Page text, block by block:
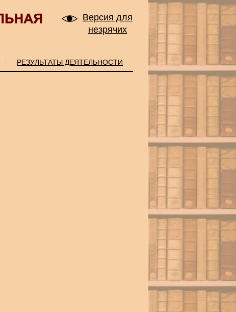
Версия для
незрячих
РЕЗУЛЬТАТЫ ДЕЯТЕЛЬНОСТИ